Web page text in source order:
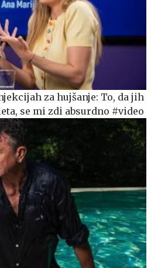
za hujšanje: To, da jih
se mi zdi absurdno #video